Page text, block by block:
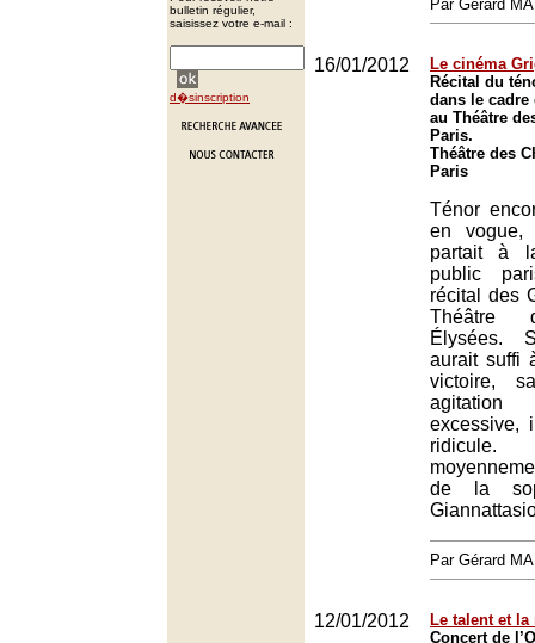
bulletin régulier,
saisissez votre e-mail :
d�sinscription
Par Gérard
16/01/2012
Le cinéma
Récital du
dans le cadre
au Théâtre
Paris.
Théâtre des
Paris
Ténor
en vogue,
partait à
public
récital des
Théâtre
Élysées.
aurait suffi
victoire,
excessive,
de la
Par Gérard
12/01/2012
Le talent et
Concert de